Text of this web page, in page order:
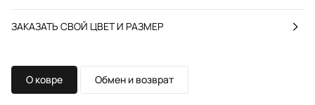
ЗАКАЗАТЬ СВОЙ ЦВЕТ И РАЗМЕР
О ковре Обмен и возврат